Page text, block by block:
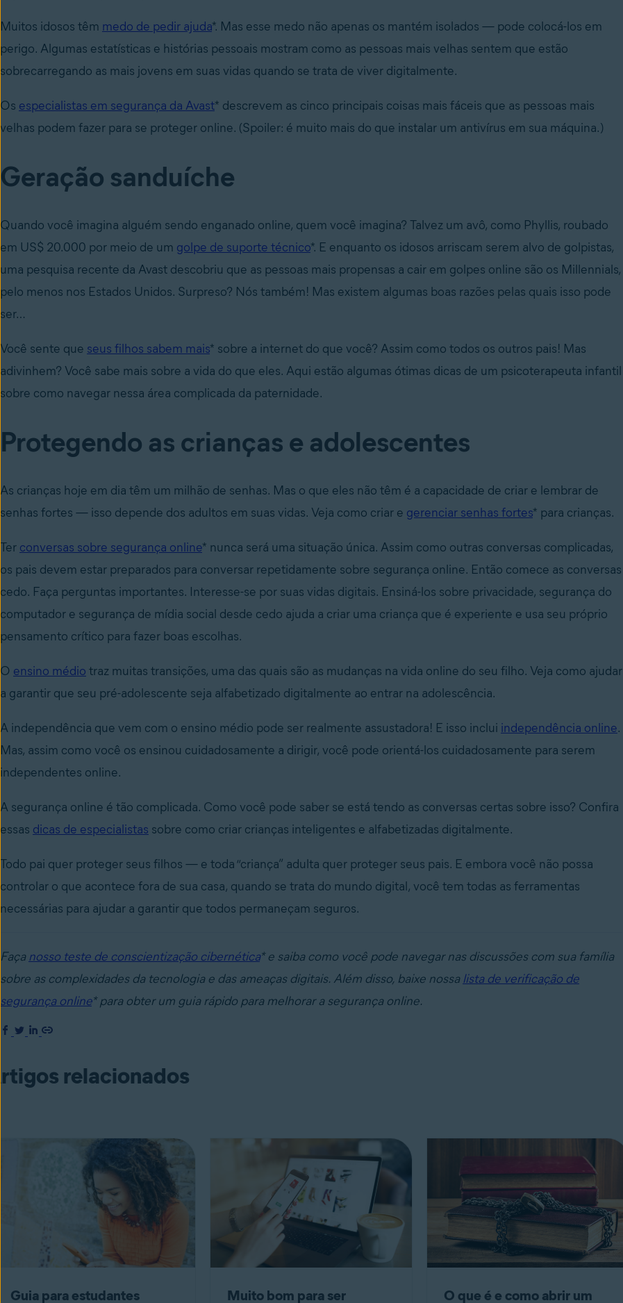
Muitos idosos têm medo de pedir ajuda*. Mas esse medo não apenas os mantém isolados — pode colocá-los em
perigo. Algumas estatísticas e histórias pessoais mostram como as pessoas mais velhas sentem que estão
sobrecarregando as mais jovens em suas vidas quando se trata de viver digitalmente.
Os especialistas em segurança da Avast* descrevem as cinco principais coisas mais fáceis que as pessoas mais
velhas podem fazer para se proteger online. (Spoiler: é muito mais do que instalar um antivírus em sua máquina.)
Geração sanduíche
Quando você imagina alguém sendo enganado online, quem você imagina? Talvez um avô, como Phyllis, roubado
em US$ 20.000 por meio de um golpe de suporte técnico*. E enquanto os idosos arriscam serem alvo de golpistas,
uma pesquisa recente da Avast descobriu que as pessoas mais propensas a cair em golpes online são os Millennials,
pelo menos nos Estados Unidos. Surpreso? Nós também! Mas existem algumas boas razões pelas quais isso pode
ser…
Você sente que seus filhos sabem mais* sobre a internet do que você? Assim como todos os outros pais! Mas
adivinhem? Você sabe mais sobre a vida do que eles. Aqui estão algumas ótimas dicas de um psicoterapeuta infantil
sobre como navegar nessa área complicada da paternidade.
Protegendo as crianças e adolescentes
As crianças hoje em dia têm um milhão de senhas. Mas o que eles não têm é a capacidade de criar e lembrar de
senhas fortes — isso depende dos adultos em suas vidas. Veja como criar e gerenciar senhas fortes* para crianças.
Ter conversas sobre segurança online* nunca será uma situação única. Assim como outras conversas complicadas,
os pais devem estar preparados para conversar repetidamente sobre segurança online. Então comece as conversas
cedo. Faça perguntas importantes. Interesse-se por suas vidas digitais. Ensiná-los sobre privacidade, segurança do
computador e segurança de mídia social desde cedo ajuda a criar uma criança que é experiente e usa seu próprio
pensamento crítico para fazer boas escolhas.
O ensino médio traz muitas transições, uma das quais são as mudanças na vida online do seu filho. Veja como ajudar
a garantir que seu pré-adolescente seja alfabetizado digitalmente ao entrar na adolescência.
A independência que vem com o ensino médio pode ser realmente assustadora! E isso inclui independência online.
Mas, assim como você os ensinou cuidadosamente a dirigir, você pode orientá-los cuidadosamente para serem
independentes online.
A segurança online é tão complicada. Como você pode saber se está tendo as conversas certas sobre isso? Confira
essas dicas de especialistas sobre como criar crianças inteligentes e alfabetizadas digitalmente.
Todo pai quer proteger seus filhos — e toda “criança” adulta quer proteger seus pais. E embora você não possa
controlar o que acontece fora de sua casa, quando se trata do mundo digital, você tem todas as ferramentas
necessárias para ajudar a garantir que todos permaneçam seguros.
Faça nosso teste de conscientização cibernética* e saiba como você pode navegar nas discussões com sua família
sobre as complexidades da tecnologia e das ameaças digitais. Além disso, baixe nossa lista de verificação de
segurança online* para obter um guia rápido para melhorar a segurança online.
relacionados
Guia para estudantes Muito bom para ser O que é e como abrir um